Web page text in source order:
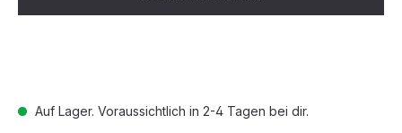
Auf Lager. Voraussichtlich in 2-4 Tagen bei dir.